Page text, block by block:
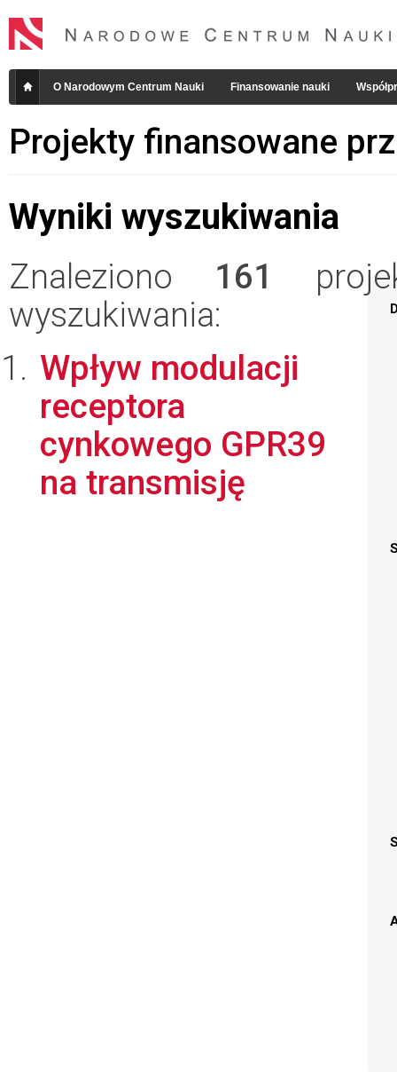
O Narodowym Centrum Nauki Finansowanie nauki
Projekty finansowane
Wyniki wyszukiwania
Znaleziono 161
wyszukiwania:
Wpływ modulacji
receptora
cynkowego GPR39
na transmisję